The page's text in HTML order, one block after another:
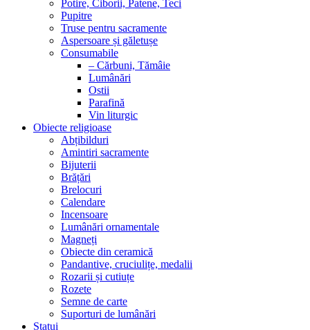
Potire, Ciborii, Patene, Teci
Pupitre
Truse pentru sacramente
Aspersoare și găletușe
Consumabile
– Cărbuni, Tămâie
Lumânări
Ostii
Parafină
Vin liturgic
Obiecte religioase
Abțibilduri
Amintiri sacramente
Bijuterii
Brățări
Brelocuri
Calendare
Incensoare
Lumânări ornamentale
Magneți
Obiecte din ceramică
Pandantive, cruciulițe, medalii
Rozarii și cutiuțe
Rozete
Semne de carte
Suporturi de lumânări
Statui